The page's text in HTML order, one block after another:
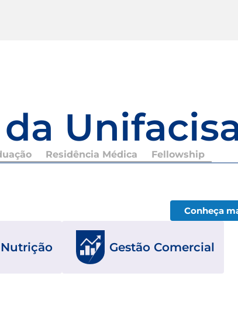
Residência Médica Fellowship
Conheça
Nutrição Gestão Comercial